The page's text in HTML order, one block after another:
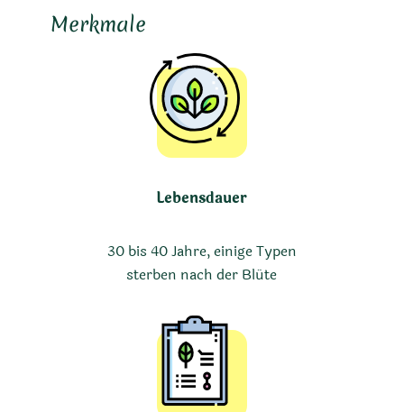
Merkmale
Lebensdauer
30 bis 40 Jahre, einige Typen
sterben nach der Blüte